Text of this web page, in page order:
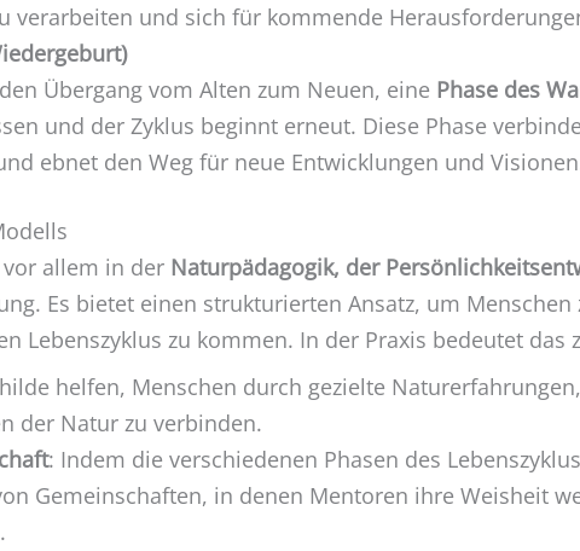
verarbeiten und sich für kommende
Übergang vom Alten zum Neuen, eine Phase des
und der Zyklus beginnt erneut. Diese Phase
ebnet den Weg für neue Entwicklungen und
allem in der Naturpädagogik, der
Es bietet einen strukturierten Ansatz, um
Lebenszyklus zu kommen. In der Praxis bedeutet das
helfen, Menschen durch gezielte
der Natur zu verbinden.
: Indem die verschiedenen Phasen des
Gemeinschaften, in denen Mentoren ihre Weisheit